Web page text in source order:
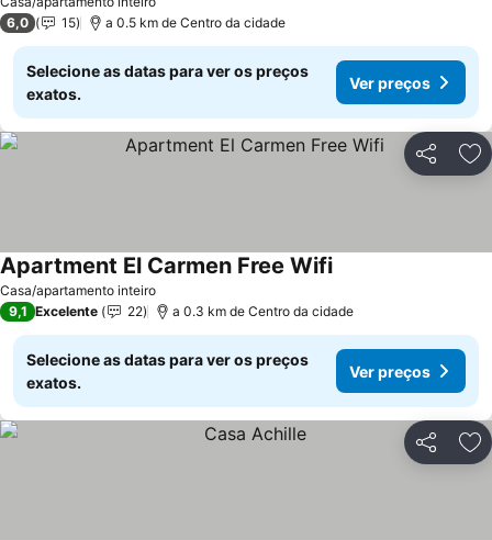
6,0
15 a 0.5 km de Centro da cidade
Selecione as datas para ver os preços
exatos.
Ver preços
Partilhar
Casa/apartamento inteiro
Apartment El Carmen Free Wifi
9,1 Excelente 22 a 0.3 km de Centro da cidade
Selecione as datas para ver os preços
exatos.
Ver preços
Partilhar